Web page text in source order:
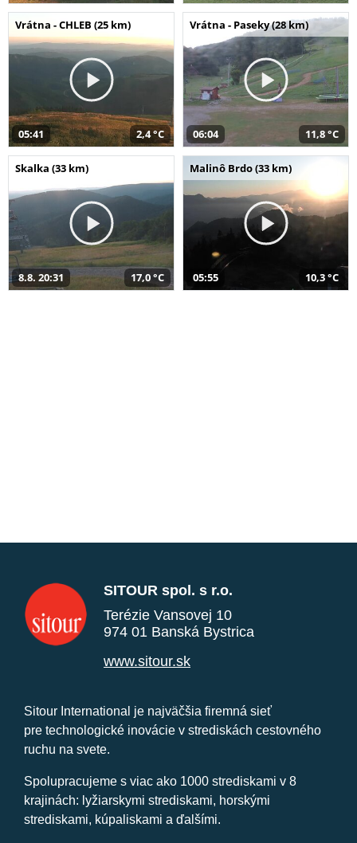
Vrátna - CHLEB (25 km)
05:41 2,4 °C
Vrátna - Paseky (28 km)
06:04 11,8 °C
Skalka (33 km)
8.8. 20:31 17,0 °C
Malinô Brdo (33 km)
05:55 10,3 °C
SITOUR spol. s r.o.
Terézie Vansovej 10
974 01 Banská Bystrica
www.sitour.sk
Sitour International je najväčšia firemná sieť
pre technologické inovácie v strediskách cestovného
ruchu na svete.
Spolupracujeme s viac ako 1000 strediskami v 8
krajinách: lyžiarskymi strediskami, horskými
strediskami, kúpaliskami a ďalšími.